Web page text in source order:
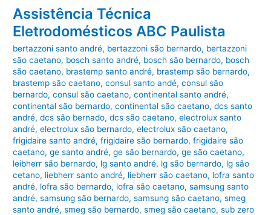
Assistência Técnica
Eletrodomésticos ABC Paulista
bertazzoni santo andré, bertazzoni são bernardo, bertazzoni
são caetano, bosch santo andré, bosch são bernardo, bosch
são caetano, brastemp santo andré, brastemp são bernardo,
brastemp são caetano,consul santo andé,consul são
bernardo,consul são caetano,continental santo andré,
continental são bernardo,continental são caetano,dcs santo
andré,dcs são bernado,dcs são caetano,electrolux santo
andré,electrolux são bernardo,electrolux são caetano,
frigidaire santo andré,frigidaire são bernardo,frigidaire são
caetano,ge santo andré,ge são bernardo,ge são caetano,
leibherr são bernardo, lg santo andré, lg são bernardo, lg são
cetano, liebherr santo andré, liebherr são caetano, lofra santo
andré, lofra são bernardo, lofra são caetano,samsung santo
andré,samsung são bernardo,samsung são caetano,smeg
santo andré,smeg são bernardo,smeg são caetano,sub zero